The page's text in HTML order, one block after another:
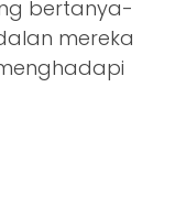
bertanya-
mereka